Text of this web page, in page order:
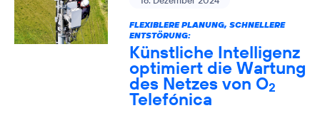
FLEXIBLERE PLANUNG, SCHNELLERE
ENTSTÖRUNG:
Künstliche Intelligenz
optimiert die Wartung
des Netzes von O2
Telefónica